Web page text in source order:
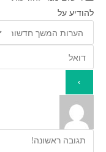
להודיע על